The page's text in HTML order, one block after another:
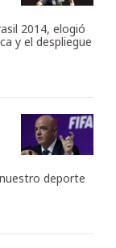
2014, elogió
y el despliegue
deporte